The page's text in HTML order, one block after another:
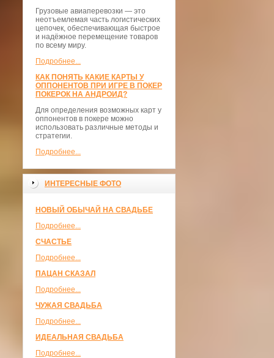
Грузовые авиаперевозки — это
неотъемлемая часть логистических
цепочек, обеспечивающая быстрое
и надёжное перемещение товаров
по всему миру.
Подробнее...
КАК ПОНЯТЬ КАКИЕ КАРТЫ У
ОППОНЕНТОВ ПРИ ИГРЕ В ПОКЕР
ПОКЕРОК НА АНДРОИД?
Для определения возможных карт у
оппонентов в покере можно
использовать различные методы и
стратегии.
Подробнее...
ИНТЕРЕСНЫЕ ФОТО
НОВЫЙ ОБЫЧАЙ НА СВАДЬБЕ
Подробнее...
СЧАСТЬЕ
Подробнее...
ПАЦАН СКАЗАЛ
Подробнее...
ЧУЖАЯ СВАДЬБА
Подробнее...
ИДЕАЛЬНАЯ СВАДЬБА
Подробнее...